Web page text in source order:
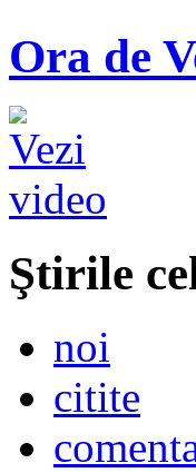
Ora de
Ştirile
noi
citite